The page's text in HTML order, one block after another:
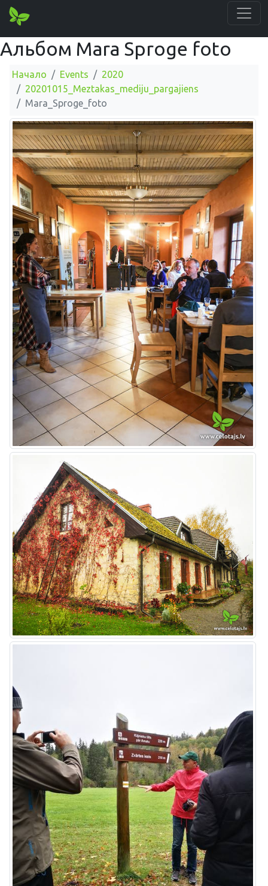
Альбом Mara Sproge foto
Начало Events
2020
20201015_Meztakas_mediju_pargajiens
Mara_Sproge_foto